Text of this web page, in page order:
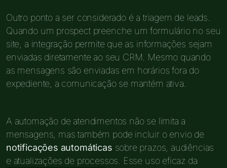
Outro ponto a ser considerado é a triagem de leads.
Quando um prospect preenche um formulário no seu
site, a integração permite que as informações sejam
enviadas diretamente ao seu CRM. Mesmo quando
as mensagens são enviadas em horários fora do
expediente, a comunicação se mantém ativa.
A automação de atendimentos não se limita a
mensagens, mas também pode incluir o envio de
notificações automáticas sobre prazos, audiências
e atualizações de processos. Esse uso eficaz da